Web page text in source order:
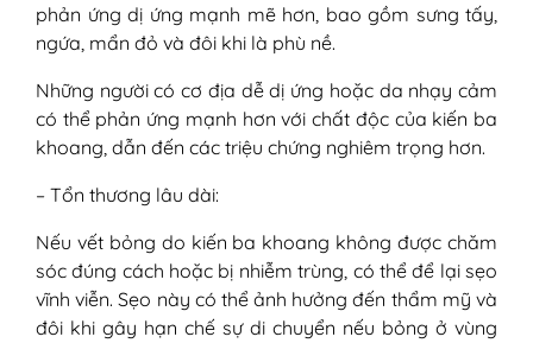
phản ứng dị ứng mạnh mẽ hơn, bao gồm sưng tấy,
ngứa, mẩn đỏ và đôi khi là phù nề.
Những người có cơ địa dễ dị ứng hoặc da nhạy cảm
có thể phản ứng mạnh hơn với chất độc của kiến ba
khoang, dẫn đến các triệu chứng nghiêm trọng hơn.
– Tổn thương lâu dài:
Nếu vết bỏng do kiến ba khoang không được chăm
sóc đúng cách hoặc bị nhiễm trùng, có thể để lại sẹo
vĩnh viễn. Sẹo này có thể ảnh hưởng đến thẩm mỹ và
đôi khi gây hạn chế sự di chuyển nếu bỏng ở vùng